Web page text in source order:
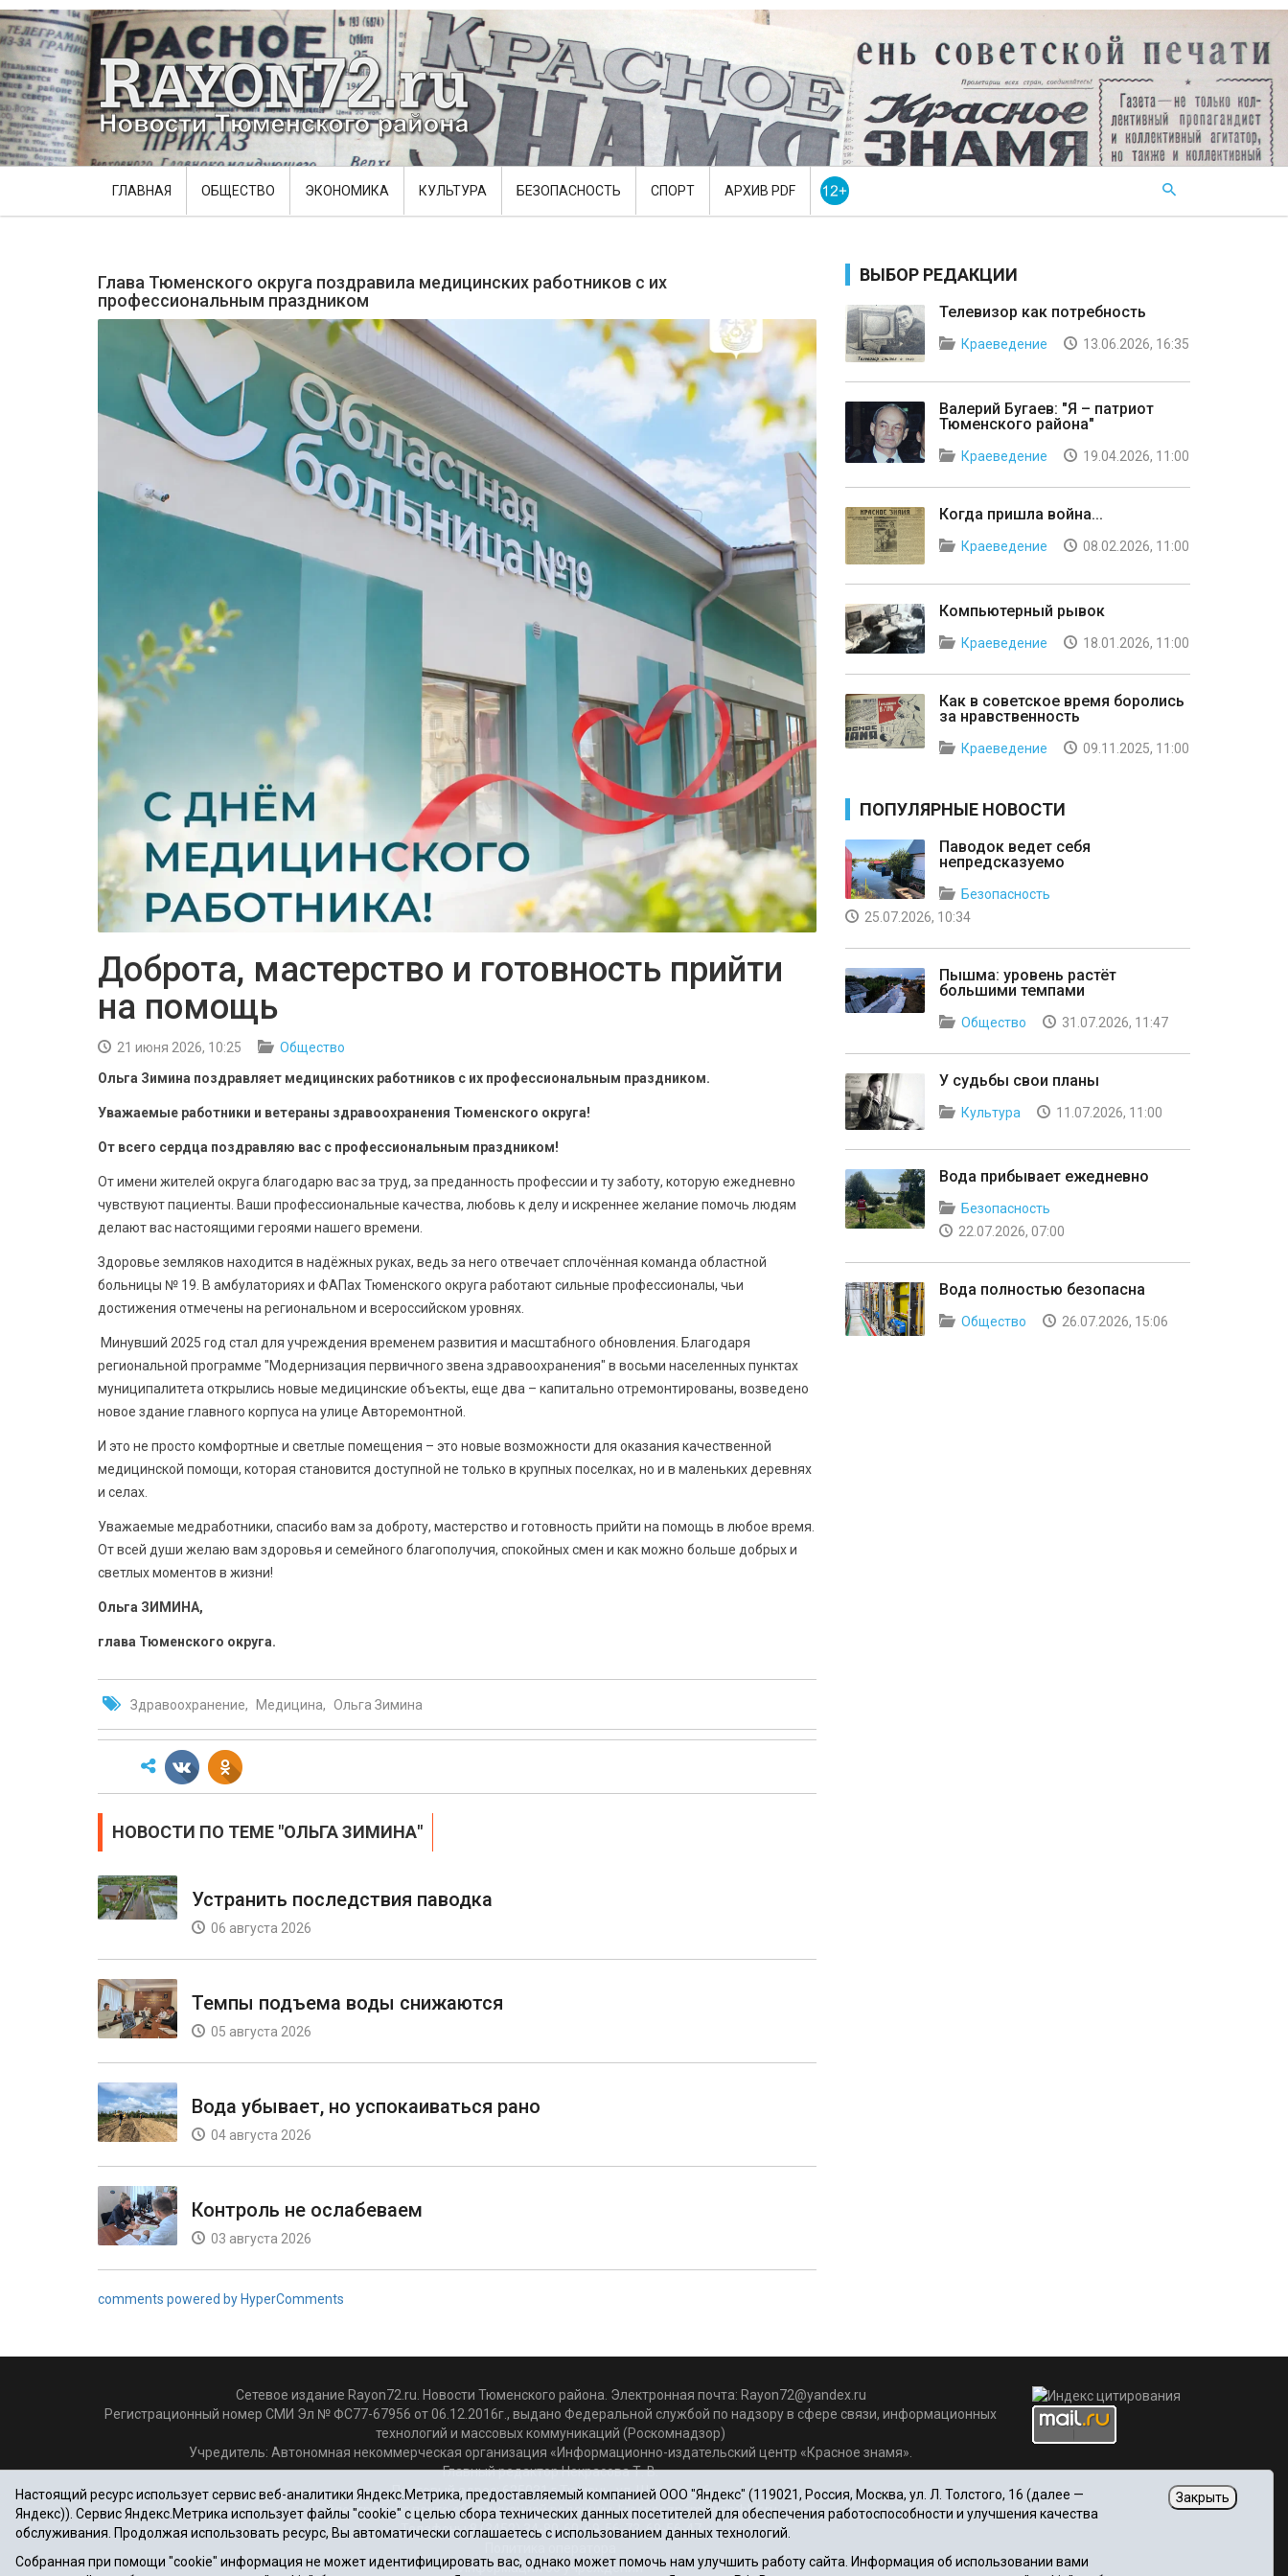
ГЛАВНАЯ ОБЩЕСТВО ЭКОНОМИКА КУЛЬТУРА БЕЗОПАСНОСТЬ СПОРТ АРХИВ PDF
Глава Тюменского округа поздравила медицинских работников с их
профессиональным праздником
Доброта, мастерство и готовность прийти
на помощь
21 июня 2026, 10:25
Общество
Ольга Зимина поздравляет медицинских работников с их профессиональным праздником.
Уважаемые работники и ветераны здравоохранения Тюменского округа!
От всего сердца поздравляю вас с профессиональным праздником!
От имени жителей округа благодарю вас за труд, за преданность профессии и ту заботу, которую ежедневно
чувствуют пациенты. Ваши профессиональные качества, любовь к делу и искреннее желание помочь людям
делают вас настоящими героями нашего времени.
Здоровье земляков находится в надёжных руках, ведь за него отвечает сплочённая команда областной
больницы № 19. В амбулаториях и ФАПах Тюменского округа работают сильные профессионалы, чьи
достижения отмечены на региональном и всероссийском уровнях.
Минувший 2025 год стал для учреждения временем развития и масштабного обновления. Благодаря
региональной программе "Модернизация первичного звена здравоохранения" в восьми населенных пунктах
муниципалитета открылись новые медицинские объекты, еще два – капитально отремонтированы, возведено
новое здание главного корпуса на улице Авторемонтной.
И это не просто комфортные и светлые помещения – это новые возможности для оказания качественной
медицинской помощи, которая становится доступной не только в крупных поселках, но и в маленьких деревнях
и селах.
Уважаемые медработники, спасибо вам за доброту, мастерство и готовность прийти на помощь в любое время.
От всей души желаю вам здоровья и семейного благополучия, спокойных смен и как можно больше добрых и
светлых моментов в жизни!
Ольга ЗИМИНА,
глава Тюменского округа.
Здравоохранение Медицина Ольга Зимина
НОВОСТИ ПО ТЕМЕ "ОЛЬГА ЗИМИНА"
Устранить последствия паводка
06 августа 2026
Темпы подъема воды снижаются
05 августа 2026
Вода убывает, но успокаиваться рано
04 августа 2026
Контроль не ослабеваем
03 августа 2026
comments powered by HyperComments
ВЫБОР РЕДАКЦИИ
Телевизор как потребность
Краеведение 13.06.2026, 16:35
Валерий Бугаев: "Я – патриот
Тюменского района"
Краеведение 19.04.2026, 11:00
Когда пришла война...
Краеведение 08.02.2026, 11:00
Компьютерный рывок
Краеведение 18.01.2026, 11:00
Как в советское время боролись
за нравственность
Краеведение 09.11.2025, 11:00
ПОПУЛЯРНЫЕ НОВОСТИ
Паводок ведет себя
непредсказуемо
Безопасность
25.07.2026, 10:34
Пышма: уровень растёт
большими темпами
Общество 31.07.2026, 11:47
У судьбы свои планы
Культура 11.07.2026, 11:00
Вода прибывает ежедневно
Безопасность
22.07.2026, 07:00
Вода полностью безопасна
Общество 26.07.2026, 15:06
Сетевое издание Rayon72.ru. Новости Тюменского района. Электронная почта: Rayon72@yandex.ru
Регистрационный номер СМИ Эл № ФС77-67956 от 06.12.2016г., выдано Федеральной службой по надзору в сфере связи, информационных
технологий и массовых коммуникаций (Роскомнадзор)
Учредитель: Автономная некоммерческая организация «Информационно-издательский центр «Красное знамя».
Главный редактор Некрасова Т. В.
Почтовый адрес: 625031 г.Тюмень. ул. Шишкова, 6
Электронная почта объединенной редакции: krasnoeznam@rambler.ru
Телефоны 8 (3452) 34-80-60, 69-56-73, 69-56-47
Информация об учреждении
Настоящий ресурс использует сервис веб-аналитики Яндекс.Метрика, предоставляемый компанией ООО "Яндекс" (119021, Россия, Москва, ул. Л. Толстого, 16 (далее —
Яндекс)). Сервис Яндекс.Метрика использует файлы "cookie" с целью сбора технических данных посетителей для обеспечения работоспособности и улучшения качества
обслуживания. Продолжая использовать ресурс, Вы автоматически соглашаетесь с использованием данных технологий.
Собранная при помощи "cookie" информация не может идентифицировать вас, однако может помочь нам улучшить работу сайта. Информация об использовании вами
Закрыть